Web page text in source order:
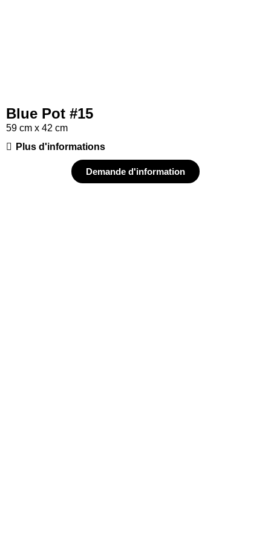
Blue Pot #15
59 cm x 42 cm
Plus d'informations
Demande d'information